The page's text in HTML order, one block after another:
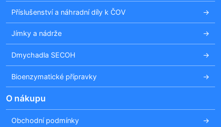
Příslušenství a náhradní díly k ČOV
Jímky a nádrže
Dmychadla SECOH
Bioenzymatické přípravky
O nákupu
Obchodní podmínky